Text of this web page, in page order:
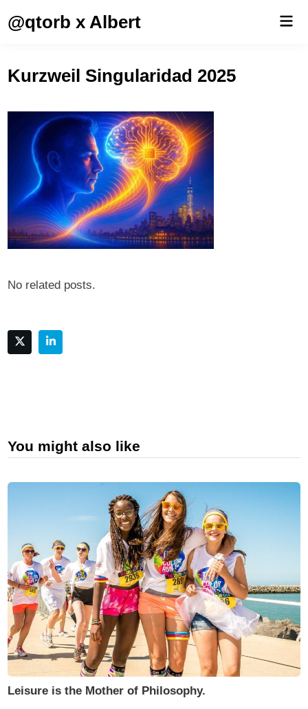
@qtorb x Albert
Kurzweil Singularidad 2025
No related posts.
You might also like
Leisure is the Mother of Philosophy.